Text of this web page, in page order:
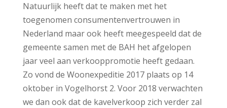
Natuurlijk heeft dat te maken met het
toegenomen consumentenvertrouwen in
Nederland maar ook heeft meegespeeld dat de
gemeente samen met de BAH het afgelopen
jaar veel aan verkooppromotie heeft gedaan.
Zo vond de Woonexpeditie 2017 plaats op 14
oktober in Vogelhorst 2. Voor 2018 verwachten
we dan ook dat de kavelverkoop zich verder zal